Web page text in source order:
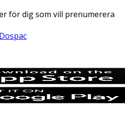
för dig som vill prenumerera